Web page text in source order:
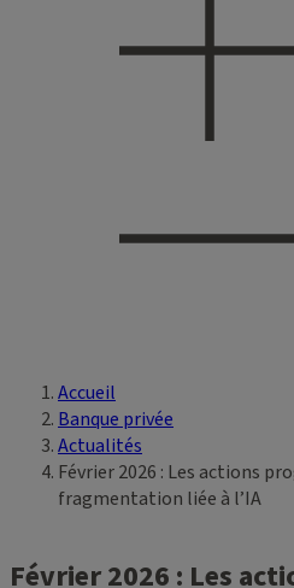
Vous êtes ici
Accueil
Banque privée
Actualités
Février 2026 : Les actions
fragmentation liée à l’IA
Février 2026 : Les